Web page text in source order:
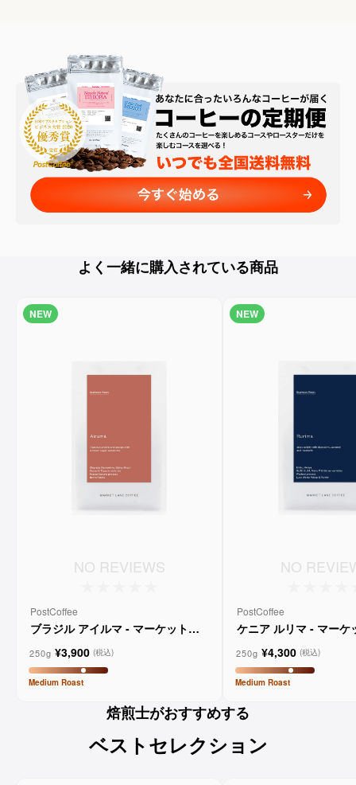
よく一緒に購入されている商品
NEW
NO REVIEWS
PostCoffee
ブラジル アイルマ - マーケットレ
250g ¥3,900 (税込)
Medium Roast
NEW
NO
PostCoffee
ケニア ルリマ - マーケ
250g ¥4,300 (税込)
Medium Roast
焙煎士がおすすめする
ベストセレクション